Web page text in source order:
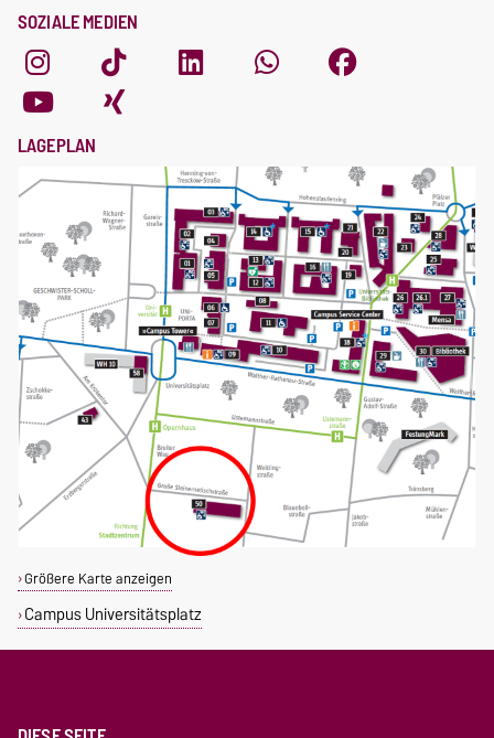
SOZIALE MEDIEN
LAGEPLAN
Größere Karte anzeigen
Campus Universitätsplatz